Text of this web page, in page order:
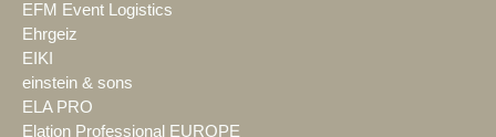
EFM Event Logistics
Ehrgeiz
EIKI
einstein & sons
ELA PRO
Elation Professional EUROPE